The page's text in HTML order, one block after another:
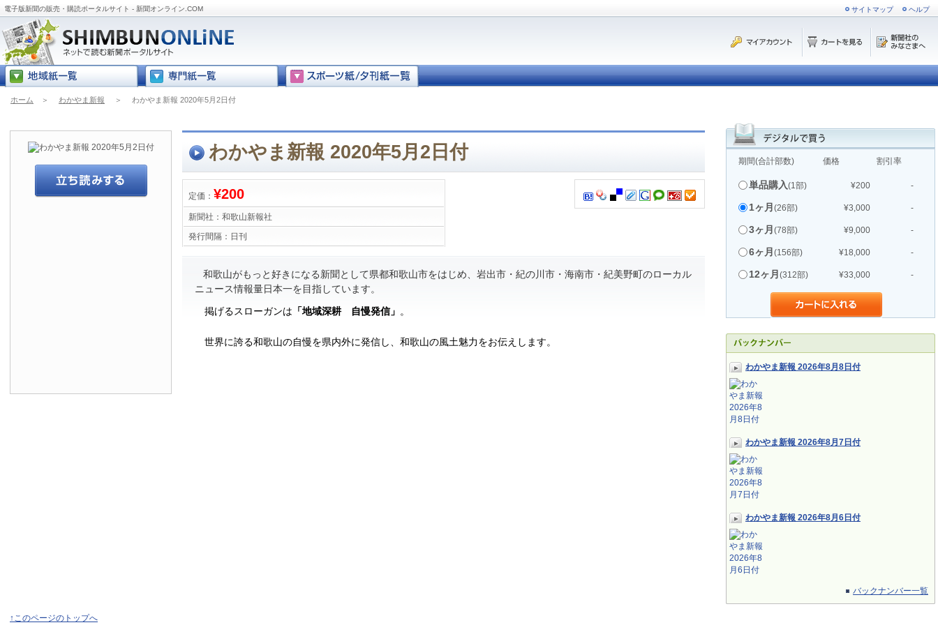
電子版新聞の販売・購読ポータルサイト - 新聞オンライン.COM サイトマップ ヘルプ
ホーム ＞ わかやま新報 ＞ わかやま新報 2020年5月2日付
期間(合計部数) 価格 割引率
単品購入(1部) ¥200 -
1ヶ月 (26部) ¥3,000 -
3ヶ月 (78部) ¥9,000 -
6ヶ月 (156部) ¥18,000 -
12ヶ月 (312部) ¥33,000 -
わかやま新報 2026年8月8日付
わかやま新報 2026年8月7日付
わかやま新報 2026年8月6日付
バックナンバー一覧
わかやま新報 2020年5月2日付
定価： ¥200
新聞社： 和歌山新報社
発行間隔： 日刊
和歌山がもっと好きになる新聞として県都和歌山市をはじめ、岩出市・紀の川市・海南市・紀美野町のローカル
ニュース情報量日本一を目指しています。
掲げるスローガンは 「地域深耕 自慢発信」 。
世界に誇る和歌山の自慢を県内外に発信し、和歌山の風土魅力をお伝えします。
↑このページのトップへ